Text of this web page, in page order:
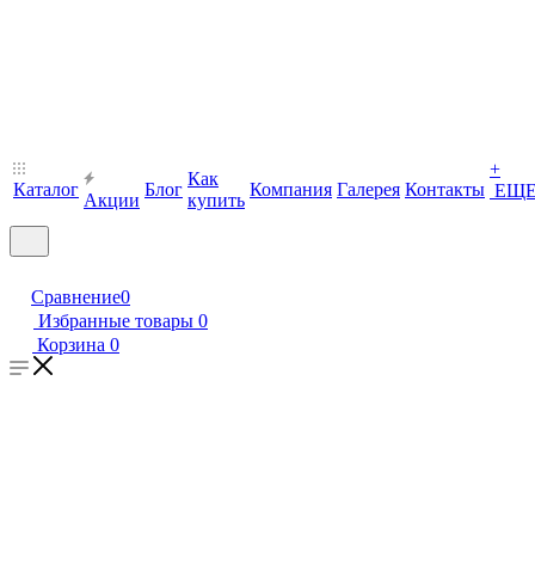
Каталог
Акции
Блог
Как
купить
Компания Галерея Контакты
+
Сравнение0
Избранные товары 0
Корзина 0